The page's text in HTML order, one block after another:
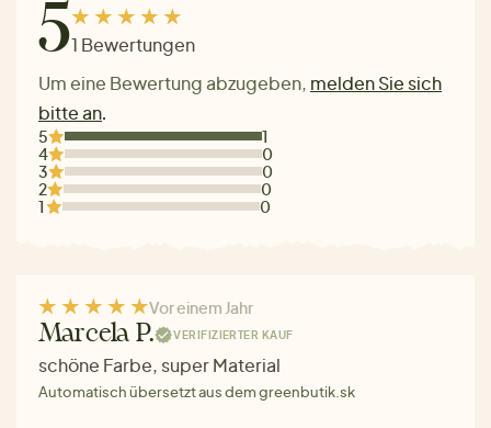
51 Bewertungen
Um eine Bewertung abzugeben, melden Sie sich
bitte an.
5
1
4
0
3
0
2
0
1
0
Vor einem Jahr
Marcela P. VERIFIZIERTER KAUF
schöne Farbe, super Material
Automatisch übersetzt aus dem greenbutik.sk